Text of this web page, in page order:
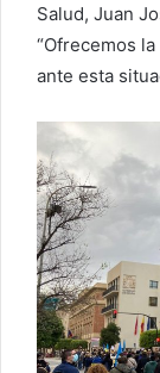
Salud, Juan
“Ofrecemos
ante esta